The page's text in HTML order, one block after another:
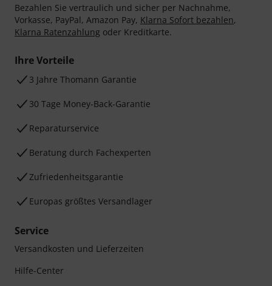
Bezahlen Sie vertraulich und sicher per Nachnahme,
Vorkasse, PayPal, Amazon Pay, Klarna Sofort bezahlen,
Klarna Ratenzahlung oder Kreditkarte.
Ihre Vorteile
3 Jahre Thomann Garantie
30 Tage Money-Back-Garantie
Reparaturservice
Beratung durch Fachexperten
Zufriedenheitsgarantie
Europas größtes Versandlager
Service
Versandkosten und Lieferzeiten
Hilfe-Center